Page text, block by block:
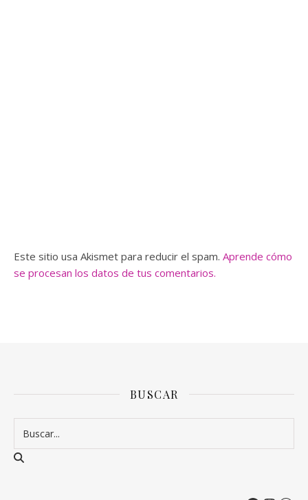
Este sitio usa Akismet para reducir el spam. Aprende cómo
se procesan los datos de tus comentarios.
BUSCAR